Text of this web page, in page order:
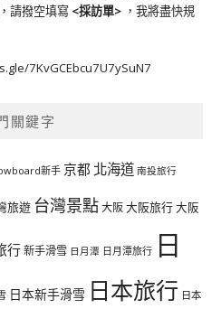
請撥空填寫 <採訪單> ，我將盡快規
7KvGCEbcu7U7ySuN7
關鍵字
新手 京都 北海道 南投旅行
旅遊 台灣景點大阪大阪旅行大阪
行新手滑雪 日月潭 日月潭旅行 日
日本新手滑雪 日本旅行 日本